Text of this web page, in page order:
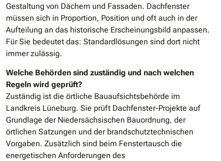
Gestaltung von Dächern und Fassaden. Dachfenster
müssen sich in Proportion, Position und oft auch in der
Aufteilung an das historische Erscheinungsbild anpassen.
Für Sie bedeutet das: Standardlösungen sind dort nicht
immer zulässig.
Welche Behörden sind zuständig und nach welchen
Regeln wird geprüft?
Zuständig ist die örtliche Bauaufsichtsbehörde im
Landkreis Lüneburg. Sie prüft Dachfenster-Projekte auf
Grundlage der Niedersächsischen Bauordnung, der
örtlichen Satzungen und der brandschutztechnischen
Vorgaben. Zusätzlich sind beim Fenstertausch die
energetischen Anforderungen des